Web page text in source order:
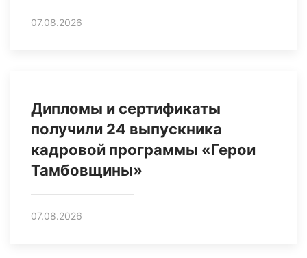
07.08.2026
Дипломы и сертификаты
получили 24 выпускника
кадровой программы «Герои
Тамбовщины»
07.08.2026